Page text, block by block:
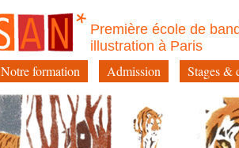
Première école de
illustration à Paris
Notre formation Admission Stages &